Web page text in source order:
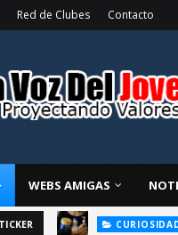
Red de Clubes Contacto
WEBS AMIGAS
TICKER